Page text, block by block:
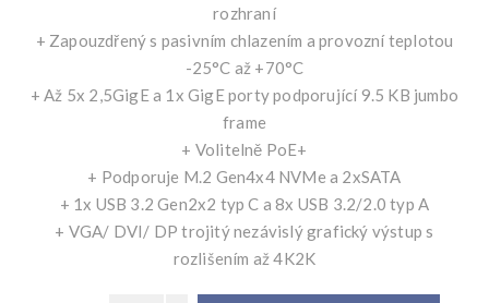
rozhraní
+ Zapouzdřený s pasivním chlazením a provozní teplotou
-25°C až +70°C
+ Až 5x 2,5GigE a 1x GigE porty podporující 9.5 KB jumbo
frame
+ Volitelně PoE+
+ Podporuje M.2 Gen4x4 NVMe a 2xSATA
+ 1x USB 3.2 Gen2x2 typ C a 8x USB 3.2/2.0 typ A
+ VGA/ DVI/ DP trojitý nezávislý grafický výstup s
rozlišením až 4K2K